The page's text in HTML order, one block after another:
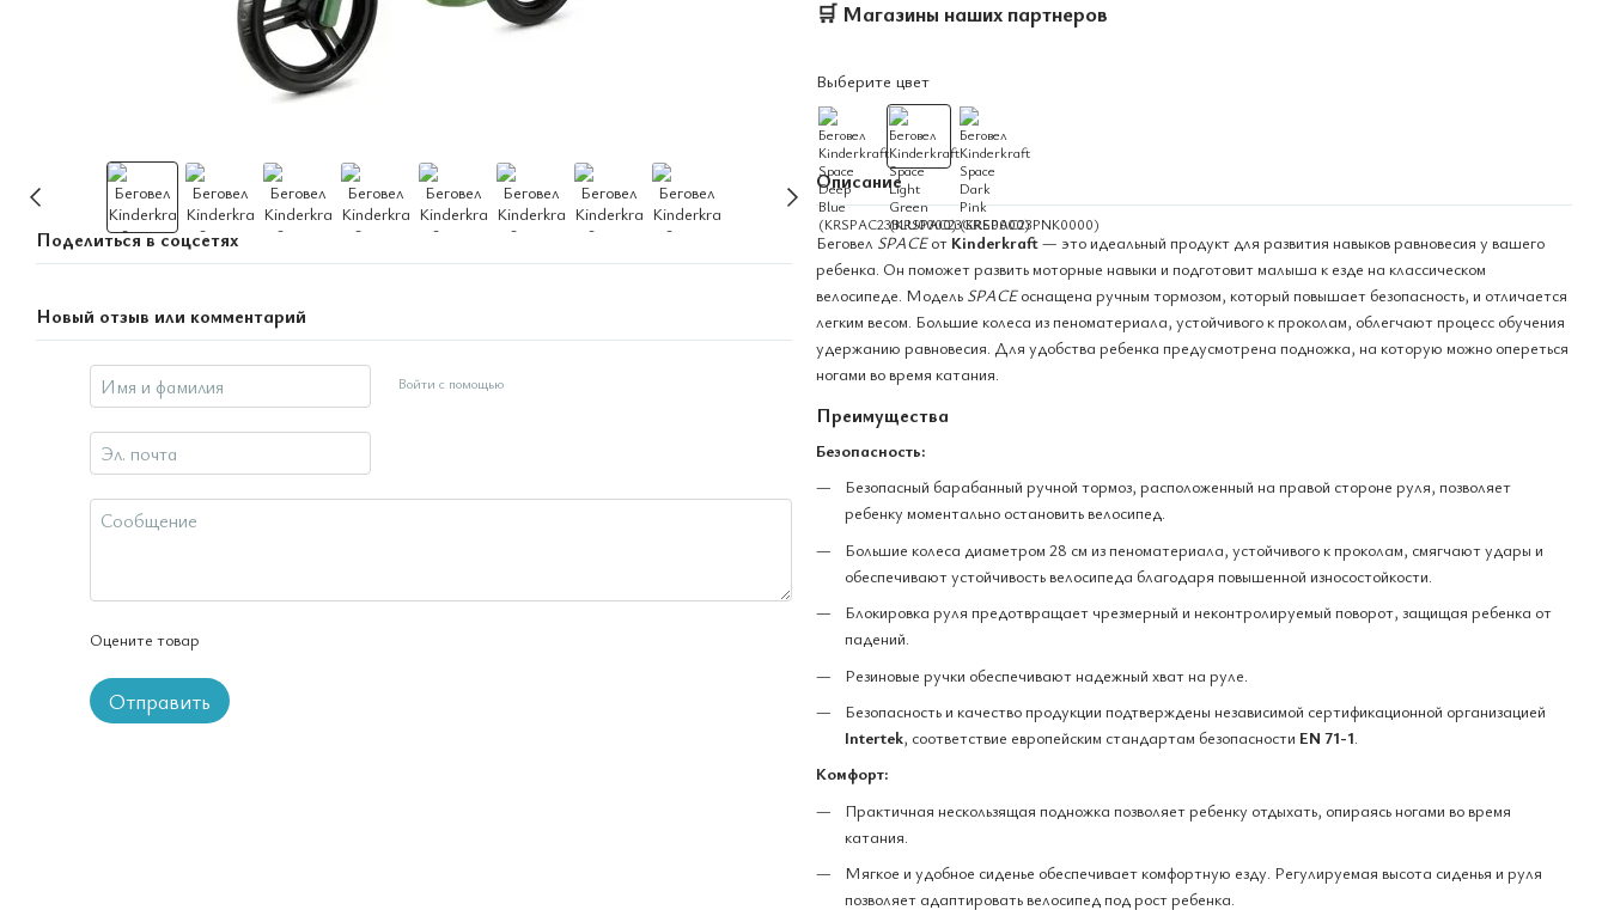
Поделиться в соцсетях
Новый отзыв или комментарий
Войти с помощью
Оцените товар
Отправить
🛒 Магазины наших партнеров
Выберите цвет
Описание
Беговел SPACEот Kinderkraft— это идеальный продукт для развития навыков равновесия у вашего
ребенка. Он поможет развить моторные навыки и подготовит малыша к езде на классическом
велосипеде. Модель SPACEоснащена ручным тормозом, который повышает безопасность, и отличается
легким весом. Большие колеса из пеноматериала, устойчивого к проколам, облегчают процесс обучения
удержанию равновесия. Для удобства ребенка предусмотрена подножка, на которую можно опереться
ногами во время катания.
Преимущества
Безопасность:
Безопасный барабанный ручной тормоз, расположенный на правой стороне руля, позволяет
ребенку моментально остановить велосипед.
Большие колеса диаметром 28 см из пеноматериала, устойчивого к проколам, смягчают удары и
обеспечивают устойчивость велосипеда благодаря повышенной износостойкости.
Блокировка руля предотвращает чрезмерный и неконтролируемый поворот, защищая ребенка от
падений.
Резиновые ручки обеспечивают надежный хват на руле.
Безопасность и качество продукции подтверждены независимой сертификационной организацией
Intertek, соответствие европейским стандартам безопасности EN 71-1.
Комфорт:
Практичная нескользящая подножка позволяет ребенку отдыхать, опираясь ногами во время
катания.
Мягкое и удобное сиденье обеспечивает комфортную езду. Регулируемая высота сиденья и руля
позволяет адаптировать велосипед под рост ребенка.